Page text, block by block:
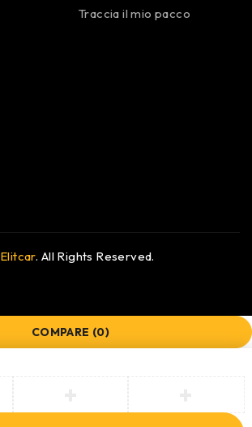
Traccia il mio pacco
Elitcar. All Rights Reserved.
COMPARE (0)